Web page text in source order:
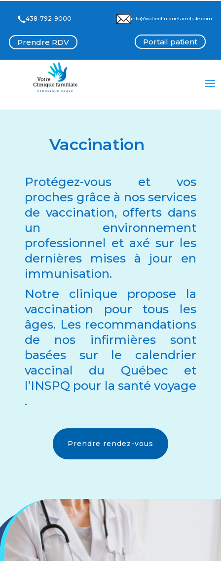
438-792-9000 info@votrecliniquefamiliale.com
Prendre RDV Portail patient
Vaccination
Protégez-vous et vos
proches grâce à nos services
de vaccination, offerts dans
un environnement
professionnel et axé sur les
dernières mises à jour en
immunisation.
Notre clinique propose la
vaccination pour tous les
âges. Les recommandations
de nos infirmières sont
basées sur le calendrier
vaccinal du Québec et
l’INSPQ pour la santé voyage
.
Prendre rendez-vous